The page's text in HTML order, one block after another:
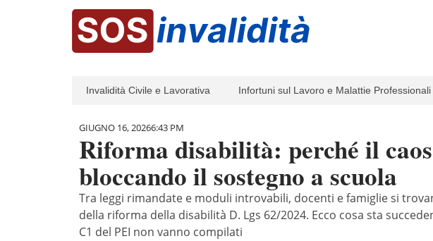
Invalidità Civile e Lavorativa Infortuni sul Lavoro e Malattie Professionali
GIUGNO 16, 20266:43 PM
Riforma disabilità: perché il
bloccando il sostegno a scuola
Tra leggi rimandate e moduli introvabili, docenti e famiglie si
della riforma della disabilità D. Lgs 62/2024. Ecco cosa sta
C1 del PEI non vanno compilati